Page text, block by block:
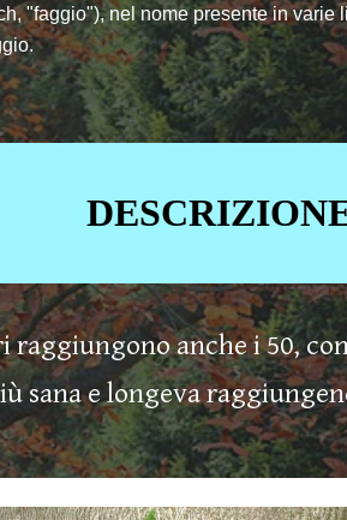
"faggio"), nel nome presente in
raggiungono anche i 50,
sana e longeva